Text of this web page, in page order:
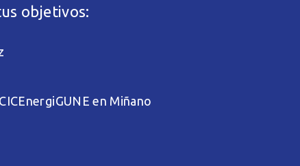
objetivos:
en Miñano